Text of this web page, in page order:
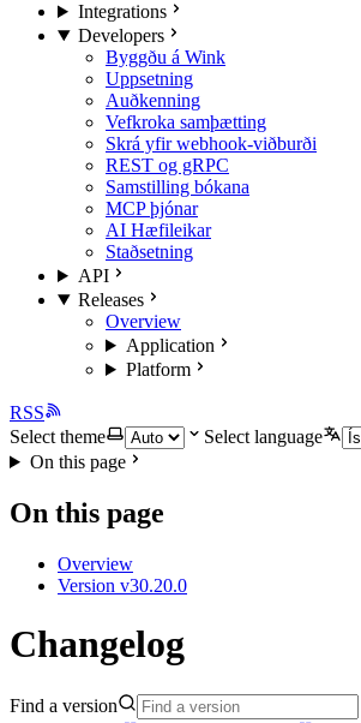
Integrations
Developers
Byggðu á Wink
Uppsetning
Auðkenning
Vefkroka samþætting
Skrá yfir webhook-viðburði
REST og gRPC
Samstilling bókana
MCP þjónar
AI Hæfileikar
Staðsetning
API
Releases
Overview
Application
Platform
RSS
Select theme
Select language
On this page
On this page
Overview
Version v30.20.0
Changelog
Find a version